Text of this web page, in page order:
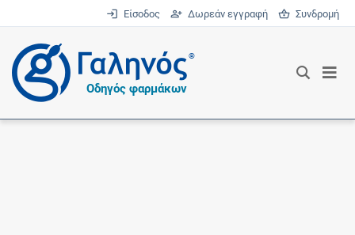
Είσοδος Δωρεάν εγγραφή Συνδρομή
®
Οδηγός φαρμάκων